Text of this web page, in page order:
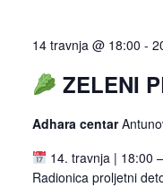
14 travnja @ 18:00 -
ZELENI
Adhara centar
14. travnja | 18:00
Radionica proljetni